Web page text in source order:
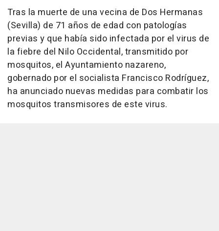
Tras la muerte de una vecina de Dos Hermanas
(Sevilla) de 71 años de edad con patologías
previas y que había sido infectada por el virus de
la fiebre del Nilo Occidental, transmitido por
mosquitos, el Ayuntamiento nazareno,
gobernado por el socialista Francisco Rodríguez,
ha anunciado nuevas medidas para combatir los
mosquitos transmisores de este virus.